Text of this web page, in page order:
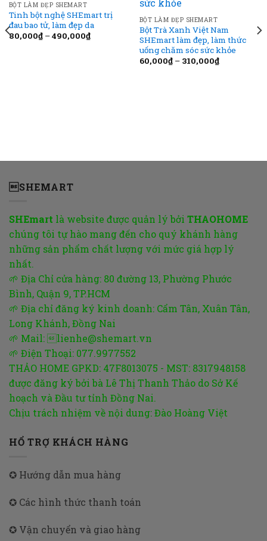
BỘT LÀM ĐẸP SHEMART
Tinh bột nghệ SHEmart trị
đau bao tử, làm đẹp da
80,000₫–490,000₫
BỘT LÀM ĐẸP SHEMART
Bột Trà Xanh Việt Nam
SHEmart làm đẹp, làm thức
uống chăm sóc sức khỏe
60,000₫– 310,000₫
SHEMART
SHEmart là website được quản lý bởi THAOHOME
chúng tôi tự hào mang đến cho quý khánh hàng
những sản phẩm chất lượng với mức giá hợp lý
nhất.
🌱 Địa Chỉ cửa hàng: 80 đường 13, Phường Phước
Bình, Quận 9, TP.HCM
🌱 Địa chỉ đăng ký kinh doanh: Cẩm Tân, Xuân Tân,
Long Khánh, Đồng Nai
🌱 Mail: lienhe@shemart.vn
🌱 Điện Thoại: 077.9977552
THẢO HOME GPKD: 47F8013075 - MST: 8317948158
được đăng ký bởi bà Lê Thị Thanh Thảo do Sở Kế
hoạch và Đầu tư tỉnh Đồng Nai.
Chịu trách nhiệm về nội dung: Đào Hoàng Việt
HỔ TRỢ KHÁCH HÀNG
✪ Hướng dẫn mua hàng
✪ Các hình thức thanh toán
✪ Vận chuyển và giao hàng